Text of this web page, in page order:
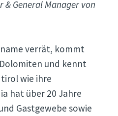
& General Manager von
verrät, kommt
und kennt
wie ihre
hat über 20 Jahre
Gastgewebe sowie